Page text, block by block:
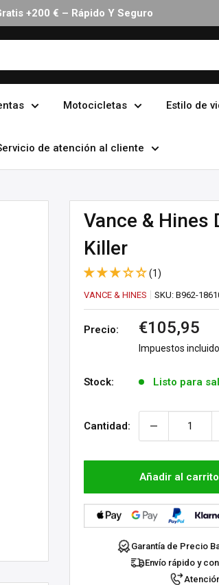
+200 € – Rápido Y Seguro
Motocicletas Estilo de
de atención al cliente
Vance & Hines
Killer
(1)
VANCE & HINES SKU: B962-
Precio:
Precio
de
venta
€105,95
Impuestos
Stock: Listo para
Cantidad:
Añadir al carrito
Garantía de Precio
Envío rápido y